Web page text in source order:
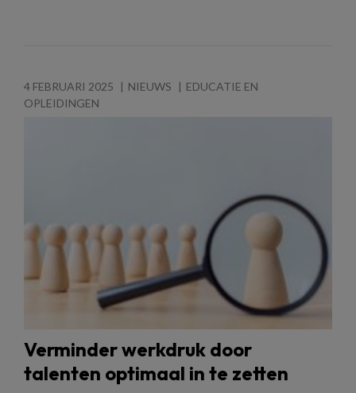
4 FEBRUARI 2025 NIEUWS
EDUCATIE EN
OPLEIDINGEN
Verminder werkdruk door
talenten optimaal in te zetten